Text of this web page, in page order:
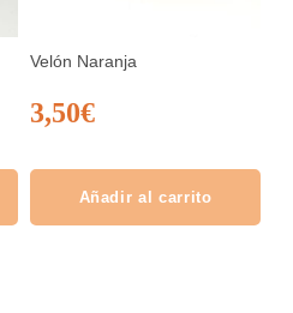
Velón Naranja
3,50€
Añadir al carrito